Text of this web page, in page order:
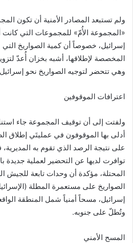
ولم تستبعد المصادر الأمنية أن تكون
«المجموعة الأُمّ» للمجموعات التي
إسرائيل، خصوصاً أن كمية الصواريخ
المخصصة لإطلاقها، أشبه بخزان أُعدّ
وهي تتحضر لتوجيه الصواريخ نحو
اعترافات الموقوفين
ولفتت إلى أن توقيف المجموعة جاء
أدلى بها الموقوفون في عمليتَي إطلاق
على نتيجة الرصد الذي تقوم به
توافرت لديها عن التحضير لعملية جديدة
المحتلة، مؤكدة أن وحدات تابعة للجيش
الصواريخ على مستعمرة المطلة
إسرائيل، مسحاً أمنياً شمل المنطقة
وتُطلّ على جنوبه.
المسح الأمني